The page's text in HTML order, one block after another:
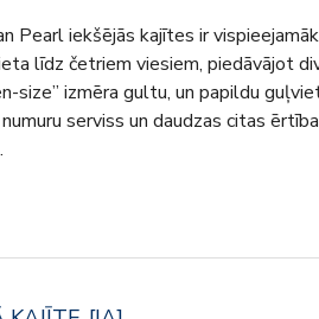
Pearl iekšējās kajītes ir
līdz četriem viesiem, piedāvājot
size” izmēra gultu, un papildu
serviss un daudzas citas